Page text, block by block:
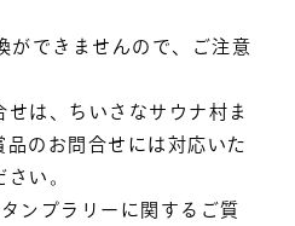
ができませんので、ご注意
せは、ちいさなサウナ村ま
のお問合せには対応いた
い。
ンプラリーに関するご質